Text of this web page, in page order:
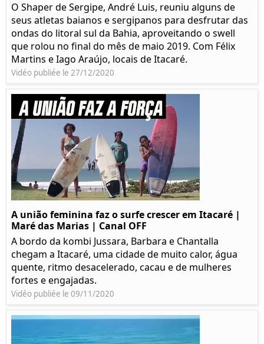
O Shaper de Sergipe, André Luis, reuniu alguns de
seus atletas baianos e sergipanos para desfrutar das
ondas do litoral sul da Bahia, aproveitando o swell
que rolou no final do mês de maio 2019. Com Félix
Martins e Iago Araújo, locais de Itacaré.
Vidéo publiée le 27/12/2020
A união feminina faz o surfe crescer em Itacaré |
Maré das Marias | Canal OFF
A bordo da kombi Jussara, Barbara e Chantalla
chegam a Itacaré, uma cidade de muito calor, água
quente, ritmo desacelerado, cacau e de mulheres
fortes e engajadas.
Vidéo publiée le 09/11/2020